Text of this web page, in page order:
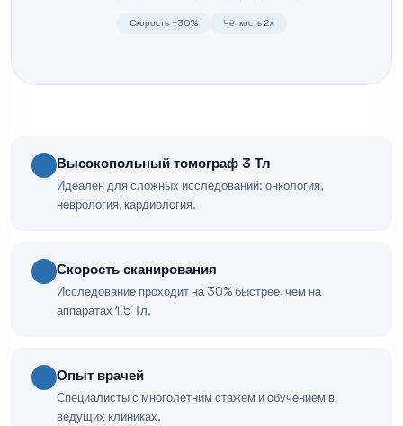
Скорость +30% Чёткость 2x
Высокопольный томограф 3 Тл
Идеален для сложных исследований: онкология,
неврология, кардиология.
Скорость сканирования
Исследование проходит на 30% быстрее, чем на
аппаратах 1.5 Тл.
Опыт врачей
Специалисты с многолетним стажем и обучением в
ведущих клиниках.